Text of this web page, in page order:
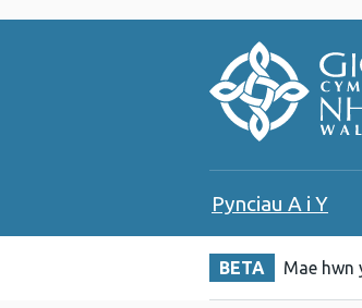
Pynciau A i Y
BETA Mae hwn